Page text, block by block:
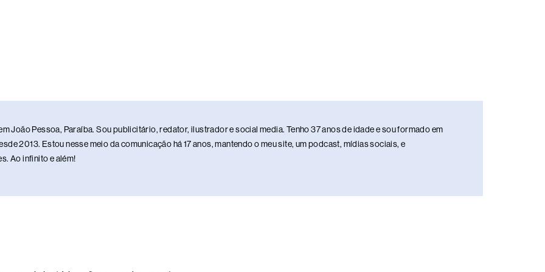
João Pessoa, Paraíba. Sou publicitário, redator, ilustrador e social media. Tenho 37 anos de idade e sou formado em
2013. Estou nesse meio da comunicação há 17 anos, mantendo o meu site, um podcast, mídias sociais, e
Ao infinito e além!